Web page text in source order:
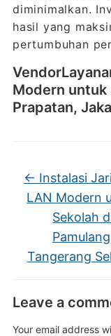
diminimalkan.
hasil yang
pertumbuhan
Modern untuk
Prapatan,
← Instalasi
LAN Modern
Sekolah
Tangerang
Leave a
Your email address